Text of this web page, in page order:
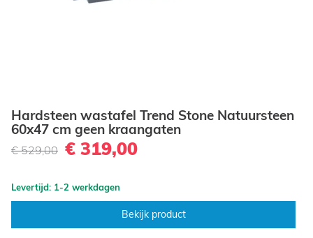
Hardsteen wastafel Trend Stone Natuursteen
60x47 cm geen kraangaten
€ 529,00 € 319,00
Levertijd: 1-2 werkdagen
Bekijk product